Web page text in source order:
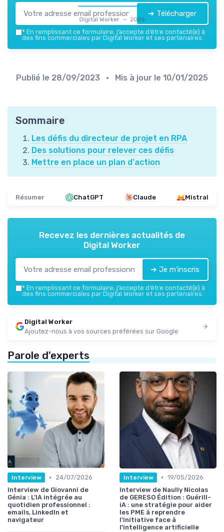
Digital Worker — 2026
➔ Télécharger
* En remplissant ce formulaire, j’accepte d’être contacté(e) à
des fins commerciales par Digital Worker et ses partenaires.
Publié le 28/09/2023 • Mis à jour le 10/01/2025
Sommaire
Les défis du directeur de projet en RPA
Des solutions pour relever ces défis
Mettre en place un plan d'action
Résumer ChatGPT Claude Mistral
Recevez les dernières actualités de
Digital Worker
➔ Je m'inscris
* En remplissant ce formulaire, j’accepte d’être contacté(e) à
des fins commerciales par Digital Worker et ses partenaires.
Digital Worker
Ajoutez-nous à vos sources préférées sur Google
Parole d'experts
Interview •
24/07/2026
Interview de Giovanni de
Génia : L’IA intégrée au
quotidien professionnel :
emails, LinkedIn et
navigateur
Interview • 19/05/2026
Interview de Naully Nicolas
de GERESO Édition : Guérill-
iA : une stratégie pour aider
les PME à reprendre
l’initiative face à
l’intelligence artificielle